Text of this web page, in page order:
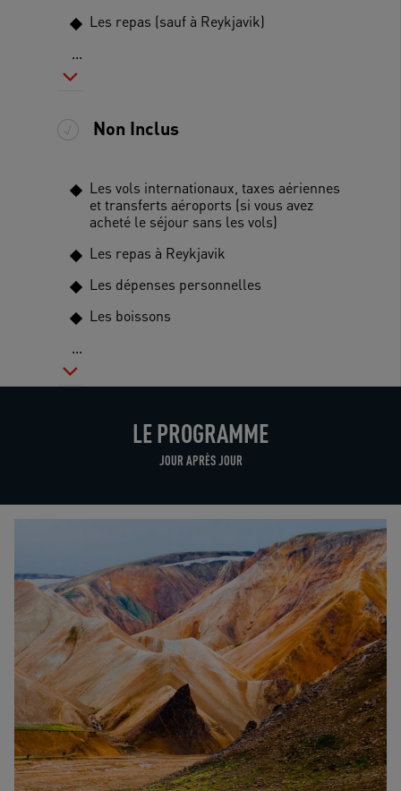
Les repas (sauf à Reykjavik)
...
Non Inclus
Les vols internationaux, taxes aériennes
et transferts aéroports (si vous avez
acheté le séjour sans les vols)
Les repas à Reykjavik
Les dépenses personnelles
Les boissons
...
LE PROGRAMME
JOUR APRÈS JOUR